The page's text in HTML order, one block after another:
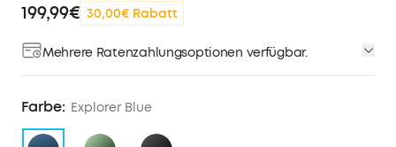
199,99€ 30,00€ Rabatt
Mehrere Ratenzahlungsoptionen verfügbar.
Farbe: Explorer Blue